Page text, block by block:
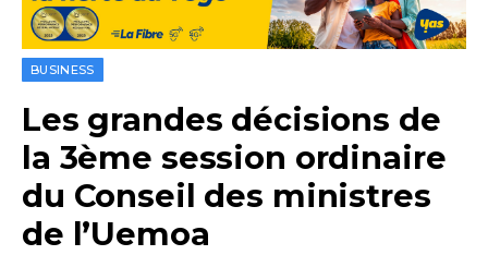
BUSINESS
Les grandes décisions de
la 3ème session ordinaire
du Conseil des ministres
de l’Uemoa